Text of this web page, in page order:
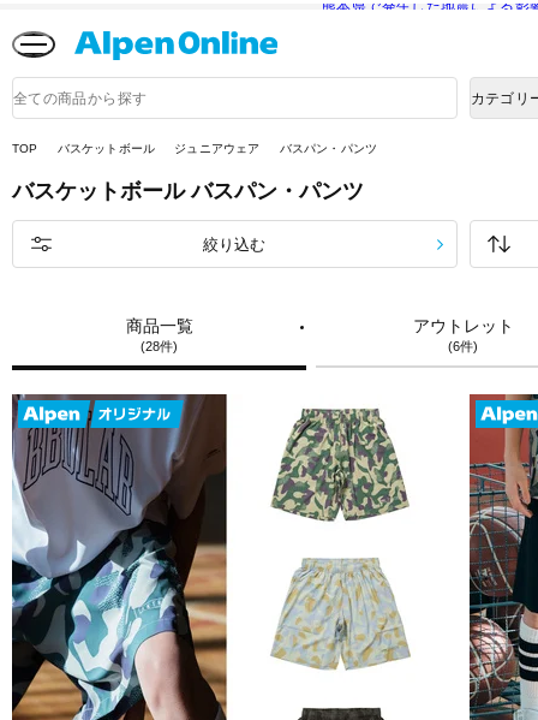
熊本県で発生した地震による影
品
検
カテゴリ
TOP バスケットボール ジュニアウェア バスパン・パンツ
バスケットボールバスパン・パンツ
商品一覧
(28件)
アウトレット
(6件)
絞り込む